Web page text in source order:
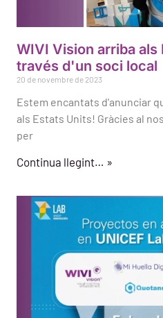
WIVI Vision arriba als
través d'un soci local
20 de novembre de 2023
Estem encantats d'anunciar
als Estats Units! Gràcies al
per
Continua llegint… »